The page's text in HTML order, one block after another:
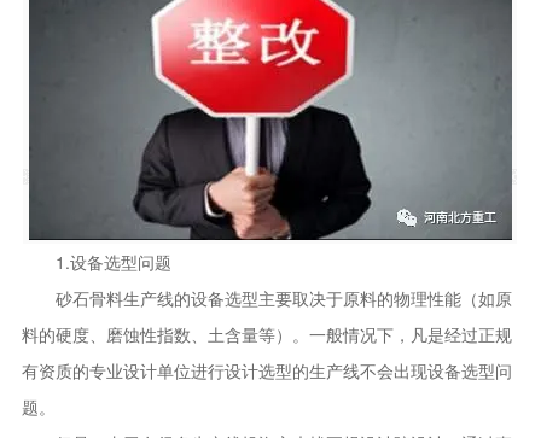
1.设备选型问题
砂石骨料生产线的设备选型主要取决于原料的物理性能（如原
料的硬度、磨蚀性指数、土含量等）。一般情况下，凡是经过正规
有资质的专业设计单位进行设计选型的生产线不会出现设备选型问
题。